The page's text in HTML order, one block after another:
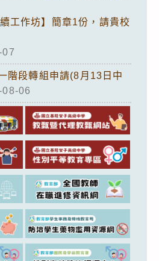
工作坊】簡章1份，請貴校
07
階段轉組申請(8月13日中
06